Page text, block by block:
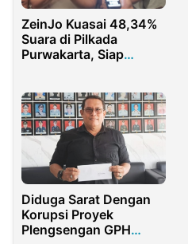
ZeinJo Kuasai 48,34%
Suara di Pilkada
Purwakarta, Siap
Diduga Sarat Dengan
Korupsi Proyek
Plengsengan GPH